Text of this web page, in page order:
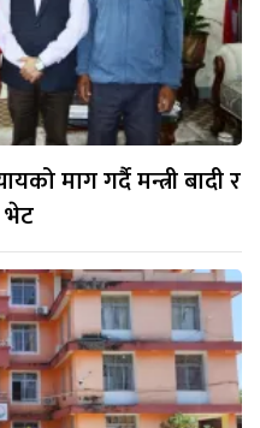
माग गर्दै मन्त्री बादी र
भेट